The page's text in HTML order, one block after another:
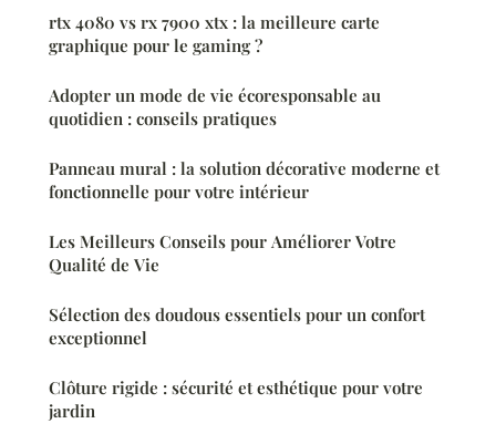
rtx 4080 vs rx 7900 xtx : la meilleure carte
graphique pour le gaming ?
Adopter un mode de vie écoresponsable au
quotidien : conseils pratiques
Panneau mural : la solution décorative moderne et
fonctionnelle pour votre intérieur
Les Meilleurs Conseils pour Améliorer Votre
Qualité de Vie
Sélection des doudous essentiels pour un confort
exceptionnel
Clôture rigide : sécurité et esthétique pour votre
jardin